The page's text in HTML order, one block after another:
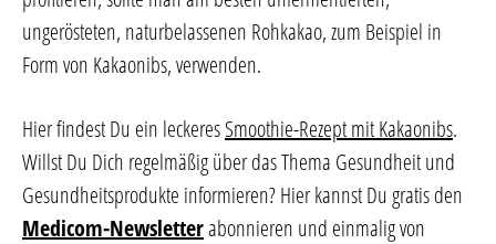
ungerösteten, naturbelassenen Rohkakao, zum Beispiel in
Form von Kakaonibs, verwenden.
Hier findest Du ein leckeresSmoothie-Rezept mit Kakaonibs.
Willst Du Dich regelmäßig über das Thema Gesundheit und
Gesundheitsprodukte informieren? Hier kannst Du gratis den
Medicom-Newsletterabonnieren und einmalig von